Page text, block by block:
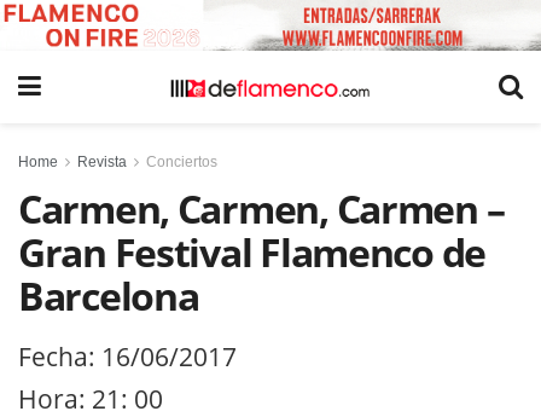
Home Revista Conciertos
Carmen, Carmen, Carmen –
Gran Festival Flamenco de
Barcelona
Fecha: 16/06/2017
Hora: 21: 00